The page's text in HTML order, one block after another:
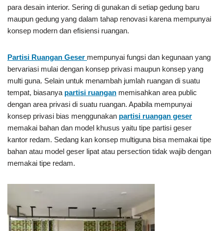
para desain interior. Sering di gunakan di setiap gedung baru
maupun gedung yang dalam tahap renovasi karena mempunyai
konsep modern dan efisiensi ruangan.
Partisi Ruangan Geser mempunyai fungsi dan kegunaan yang
bervariasi mulai dengan konsep privasi maupun konsep yang
multi guna. Selain untuk menambah jumlah ruangan di suatu
tempat, biasanya partisi ruangan memisahkan area public
dengan area privasi di suatu ruangan. Apabila mempunyai
konsep privasi bias menggunakan partisi ruangan geser
memakai bahan dan model khusus yaitu tipe partisi geser
kantor redam. Sedang kan konsep multiguna bisa memakai tipe
bahan atau model geser lipat atau persection tidak wajib dengan
memakai tipe redam.